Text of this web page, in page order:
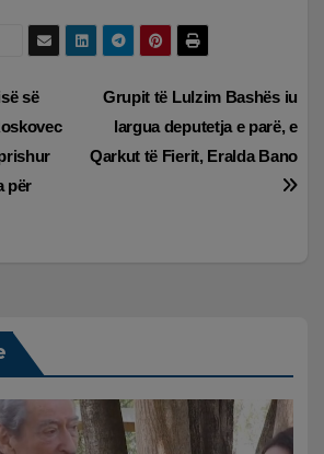
Grupit të Lulzim Bashës iu
largua deputetja e parë, e
Qarkut të Fierit, Eralda Bano
së
për